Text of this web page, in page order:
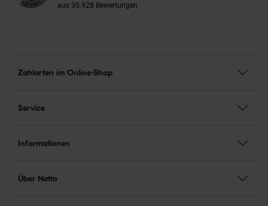
aus 35.928 Bewertungen
Zahlarten im Online-Shop
Service
Informationen
Über Netto